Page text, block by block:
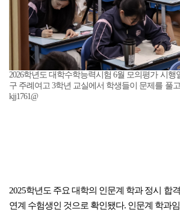
2026학년도 대학수학능력시험 6월 모의평가 시행
구 주례여고 3학년 교실에서 학생들이 문제를 풀
kjj1761@
2025학년도 주요 대학의 인문계 학과 정시 합
연계 수험생인 것으로 확인됐다. 인문계 학과